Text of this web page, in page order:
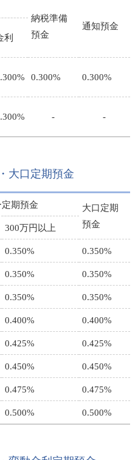
納税準備
預金
通知預金
利
0.300% 0.300%
- -
大口定期預金
期預金
大口定期
預金
300万円以上
0.350% 0.350%
0.350% 0.350%
0.350% 0.350%
0.400% 0.400%
0.425% 0.425%
0.450% 0.450%
0.475% 0.475%
0.500% 0.500%